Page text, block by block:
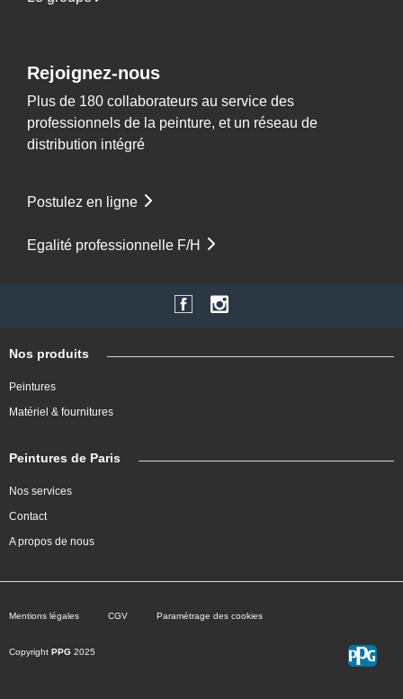
Rejoignez-nous
Plus de 180 collaborateurs au service des
professionnels de la peinture, et un réseau de
distribution intégré
Postulez en ligne
Egalité professionnelle F/H
Nos produits
Peintures
Matériel & fournitures
Peintures de Paris
Nos services
Contact
A propos de nous
Mentions légales CGV Paramétrage des cookies
Copyright PPG 2025